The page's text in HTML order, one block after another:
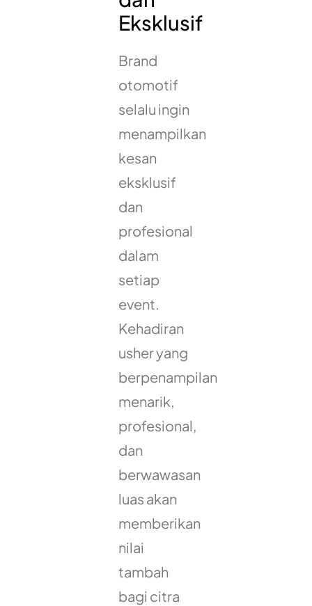
Eksklusif
Brand
otomotif
selalu ingin
menampilkan
kesan
eksklusif
dan
profesional
dalam
setiap
event.
Kehadiran
usher yang
berpenampilan
menarik,
profesional,
dan
berwawasan
luas akan
memberikan
nilai
tambah
bagi citra